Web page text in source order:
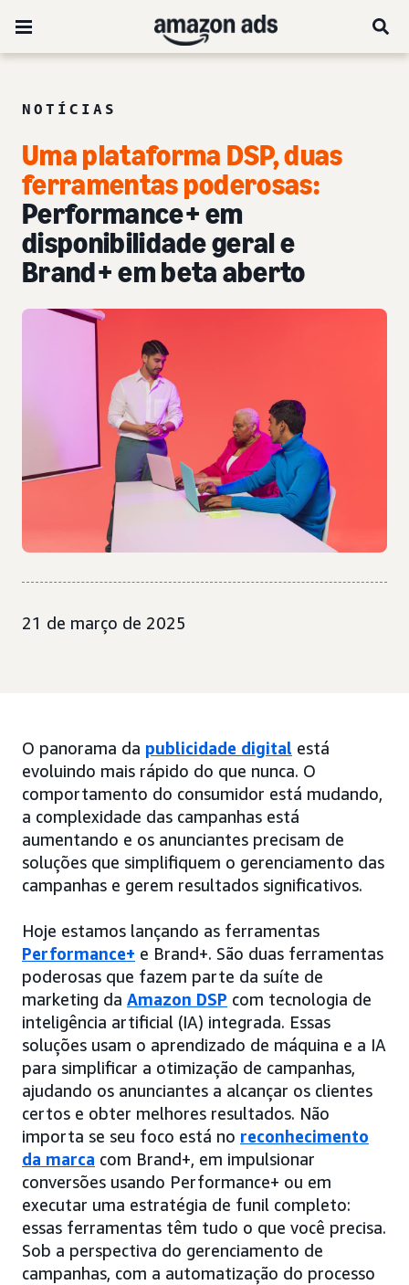
NOTÍCIAS
Uma plataforma DSP, duas
ferramentas poderosas:
Performance+ em
disponibilidade geral e
Brand+ em beta aberto
21 de março de 2025
O panorama da publicidade digital está
evoluindo mais rápido do que nunca. O
comportamento do consumidor está mudando,
a complexidade das campanhas está
aumentando e os anunciantes precisam de
soluções que simplifiquem o gerenciamento das
campanhas e gerem resultados significativos.
Hoje estamos lançando as ferramentas
Performance+ e Brand+. São duas ferramentas
poderosas que fazem parte da suíte de
marketing da Amazon DSP com tecnologia de
inteligência artificial (IA) integrada. Essas
soluções usam o aprendizado de máquina e a IA
para simplificar a otimização de campanhas,
ajudando os anunciantes a alcançar os clientes
certos e obter melhores resultados. Não
importa se seu foco está no reconhecimento
da marca com Brand+, em impulsionar
conversões usando Performance+ ou em
executar uma estratégia de funil completo:
essas ferramentas têm tudo o que você precisa.
Sob a perspectiva do gerenciamento de
campanhas, com a automatização do processo